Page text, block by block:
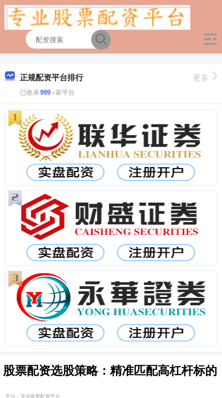
正规配资平台排行
已收录999+家平台
更多
股票配资选股策略：精准匹配高杠杆标的
平台：专业股票配资平台